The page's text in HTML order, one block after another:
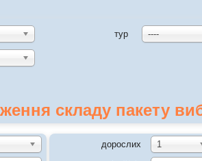
тур ----
складу пакету
дорослих 1